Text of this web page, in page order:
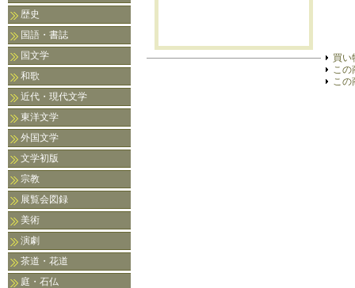
歴史
国語・書誌
国文学
和歌
近代・現代文学
東洋文学
外国文学
文学初版
宗教
展覧会図録
美術
演劇
茶道・花道
庭・石仏
買い
この
この